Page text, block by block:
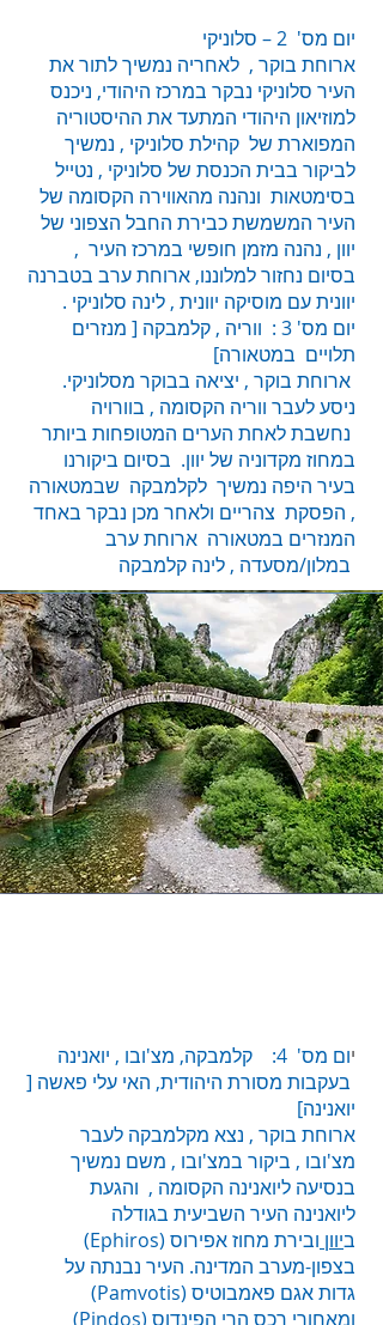
יום מס' 2 – סלוניקי
ארוחת בוקר , לאחריה נמשיך לתור את
העיר סלוניקי נבקר במרכז היהודי, ניכנס
למוזיאון היהודי המתעד את ההיסטוריה
המפוארת של קהילת סלוניקי , נמשיך
לביקור בבית הכנסת של סלוניקי , נטייל
בסימטאות ונהנה מהאווירה הקסומה של
העיר המשמשת כבירת החבל הצפוני של
יוון , נהנה מזמן חופשי במרכז העיר ,
בסיום נחזור למלוננו, ארוחת ערב בטברנה
יוונית עם מוסיקה יוונית , לינה סלוניקי .
יום מס' 3 : ווריה , קלמבקה [ מנזרים
תלויים במטאורה]
ארוחת בוקר , יציאה בבוקר מסלוניקי.
ניסע לעבר ווריה הקסומה , בוורויה
נחשבת לאחת הערים המטופחות ביותר
במחוז מקדוניה של יוון. בסיום ביקורנו
בעיר היפה נמשיך לקלמבקה שבמטאורה
, הפסקת צהריים ולאחר מכן נבקר באחד
המנזרים במטאורה ארוחת ערב
במלון/מסעדה , לינה קלמבקה
י
ום מס' 4: קלמבקה, מצ'ובו , יואנינה
בעקבות מסורת היהודית, האי עלי פאשה [
יואנינה]
ארוחת בוקר , נצא מקלמבקה לעבר
מצ'ובו , ביקור במצ'ובו , משם נמשיך
בנסיעה ליואנינה הקסומה , והגעת
ליואנינה העיר השביעית בגודלה
ביוון
ובירת מחוז אפירוס (Ephiros)
בצפון-מערב המדינה. העיר נבנתה על
גדות אגם פאמבוטיס (Pamvotis)
ומאחורי רכס הרי הפינדוס (Pindos)